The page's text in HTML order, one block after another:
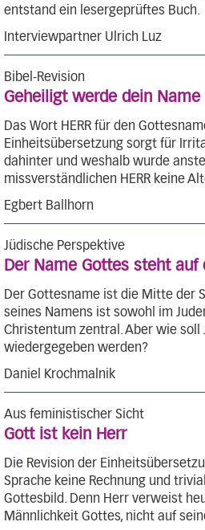
entstand ein lesergeprüftes Buch.
Interviewpartner Ulrich Luz
Bibel-Revision
Geheiligt werde dein Name
Das Wort HERR für den
Einheitsübersetzung sorgt für
dahinter und weshalb wurde
missverständlichen HERR keine
Egbert Ballhorn
Jüdische Perspektive
Der Name Gottes steht auf
Der Gottesname ist die Mitte der
seines Namens ist sowohl im
Christentum zentral. Aber wie soll
wiedergegeben werden?
Daniel Krochmalnik
Aus feministischer Sicht
Gott ist kein Herr
Die Revision der
Sprache keine Rechnung und
Gottesbild. Denn Herr verweist
Männlichkeit Gottes, nicht auf